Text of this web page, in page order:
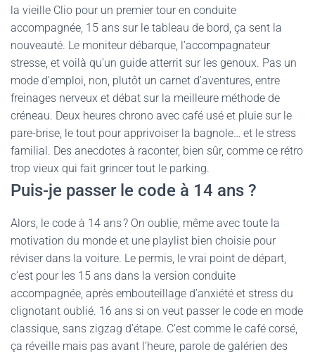
la vieille Clio pour un premier tour en conduite
accompagnée, 15 ans sur le tableau de bord, ça sent la
nouveauté. Le moniteur débarque, l’accompagnateur
stresse, et voilà qu’un guide atterrit sur les genoux. Pas un
mode d’emploi, non, plutôt un carnet d’aventures, entre
freinages nerveux et débat sur la meilleure méthode de
créneau. Deux heures chrono avec café usé et pluie sur le
pare-brise, le tout pour apprivoiser la bagnole… et le stress
familial. Des anecdotes à raconter, bien sûr, comme ce rétro
trop vieux qui fait grincer tout le parking.
Puis-je passer le code à 14 ans ?
Alors, le code à 14 ans ? On oublie, même avec toute la
motivation du monde et une playlist bien choisie pour
réviser dans la voiture. Le permis, le vrai point de départ,
c’est pour les 15 ans dans la version conduite
accompagnée, après embouteillage d’anxiété et stress du
clignotant oublié. 16 ans si on veut passer le code en mode
classique, sans zigzag d’étape. C’est comme le café corsé,
ça réveille mais pas avant l’heure, parole de galérien des